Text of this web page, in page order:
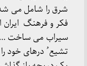
شرق را شامل می
فکر و فرهنگ
سیراب می ساخت …
تشیع ُ درهای خود